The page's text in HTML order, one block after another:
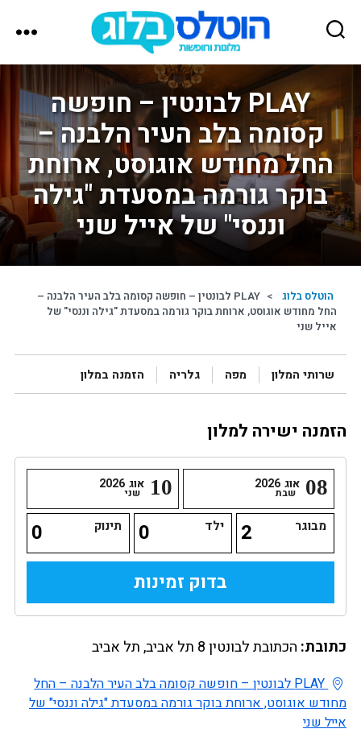
הוטלס
בלוג
PLAY לבונטין – חופשה
קסומה בלב העיר הלבנה –
החל מחודש אוגוסט, ארוחת
בוקר גורמה במסעדת "גילה
וננסי" של אייל שני
הוטלס בלוג >
PLAY לבונטין – חופשה קסומה בלב העיר הלבנה –
החל מחודש אוגוסט, ארוחת בוקר גורמה במסעדת "גילה וננסי" של
אייל שני
שרותי המלון מפה גלריה הזמנה במלון
הזמנה ישירה למלון
08 אוג 2026
שבת 10 אוג 2026
שני
מבוגר ילד תינוק
כתובת: הכתובת לבונטין 8 תל אביב, תל אביב
PLAY לבונטין – חופשה קסומה בלב העיר הלבנה – החל
מחודש אוגוסט, ארוחת בוקר גורמה במסעדת "גילה וננסי" של
אייל שני